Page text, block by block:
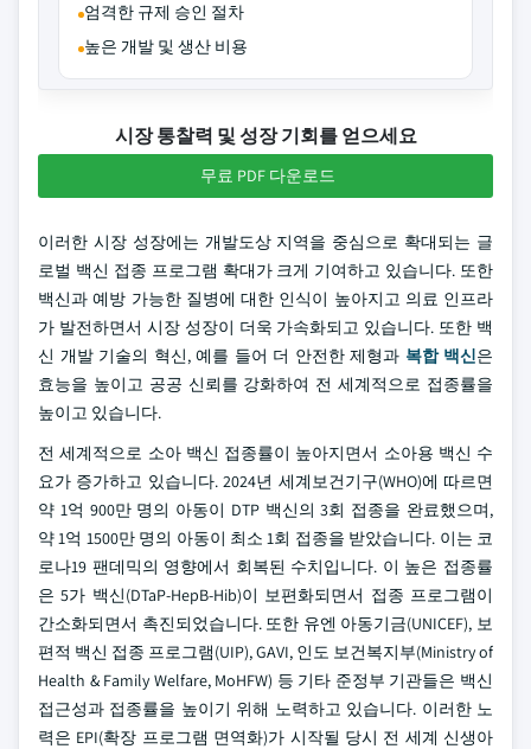
엄격한 규제 승인 절차
높은 개발 및 생산 비용
시장 통찰력 및 성장 기회를 얻으세요
무료 PDF 다운로드
이러한 시장 성장에는 개발도상 지역을 중심으로 확대되는 글
로벌 백신 접종 프로그램 확대가 크게 기여하고 있습니다. 또한
백신과 예방 가능한 질병에 대한 인식이 높아지고 의료 인프라
가 발전하면서 시장 성장이 더욱 가속화되고 있습니다. 또한 백
신 개발 기술의 혁신, 예를 들어 더 안전한 제형과 복합 백신은
효능을 높이고 공공 신뢰를 강화하여 전 세계적으로 접종률을
높이고 있습니다.
전 세계적으로 소아 백신 접종률이 높아지면서 소아용 백신 수
요가 증가하고 있습니다. 2024년 세계보건기구(WHO)에 따르면
약 1억 900만 명의 아동이 DTP 백신의 3회 접종을 완료했으며,
약 1억 1500만 명의 아동이 최소 1회 접종을 받았습니다. 이는 코
로나19 팬데믹의 영향에서 회복된 수치입니다. 이 높은 접종률
은 5가 백신(DTaP-HepB-Hib)이 보편화되면서 접종 프로그램이
간소화되면서 촉진되었습니다. 또한 유엔 아동기금(UNICEF), 보
편적 백신 접종 프로그램(UIP), GAVI, 인도 보건복지부(Ministry of
Health & Family Welfare, MoHFW) 등 기타 준정부 기관들은 백신
접근성과 접종률을 높이기 위해 노력하고 있습니다. 이러한 노
력은 EPI(확장 프로그램 면역화)가 시작될 당시 전 세계 신생아